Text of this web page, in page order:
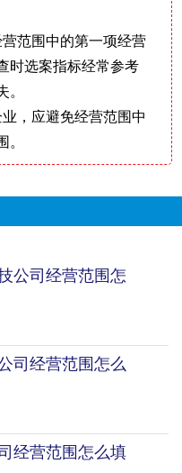
范围中的第一项经营
时选案指标经常参考
。
，应避免经营范围中
。
公司经营范围怎
司经营范围怎么
经营范围怎么填